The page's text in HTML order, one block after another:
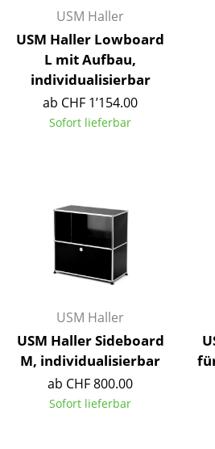
Vorhänge
... alle Accessoires
Räume
Esszimmer
Schlafzimmer
Kinderzimmer
Arbeitszimmer
Diele
Stauraum
USM Haller
USM Haller Lowboard
L mit Aufbau,
individualisierbar
ab CHF 1’154.00
Sofort lieferbar
USM Haller
USM Haller Sideboard
M, individualisierbar
ab CHF 800.00
Sofort lieferbar